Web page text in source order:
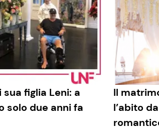
figlia Leni: a
solo due anni fa
Il
l’abito